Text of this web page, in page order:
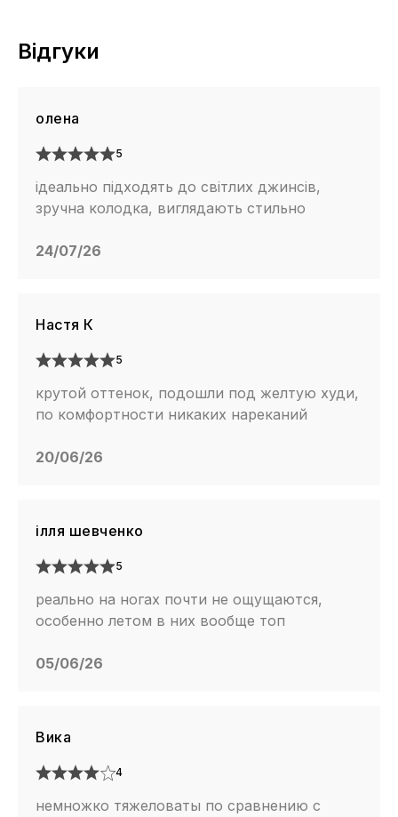
Відгуки
олена
5
ідеально підходять до світлих джинсів,
зручна колодка, виглядають стильно
24/07/26
Настя К
5
крутой оттенок, подошли под желтую худи,
по комфортности никаких нареканий
20/06/26
ілля шевченко
5
реально на ногах почти не ощущаются,
особенно летом в них вообще топ
05/06/26
Вика
4
немножко тяжеловаты по сравнению с